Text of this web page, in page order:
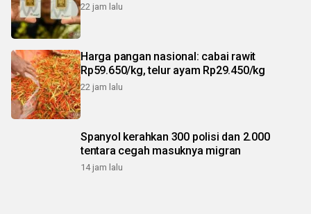
22 jam lalu
Harga pangan nasional: cabai rawit
Rp59.650/kg, telur ayam Rp29.450/kg
22 jam lalu
Spanyol kerahkan 300 polisi dan 2.000
tentara cegah masuknya migran
14 jam lalu